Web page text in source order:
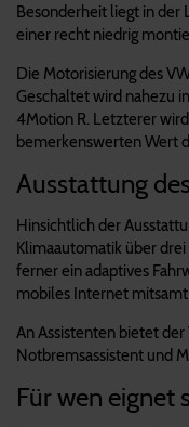
Besonderheit liegt in der
einer recht niedrig
Die Motorisierung des
Geschaltet wird nahezu
4Motion R. Letzterer
bemerkenswerten Wert
Ausstattung
Hinsichtlich der
Klimaautomatik über
ferner ein adaptives
mobiles Internet
An Assistenten bietet
Notbremsassistent und
Für wen eignet